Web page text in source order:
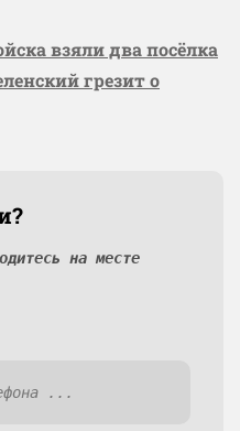
взяли два посёлка
грезит о
на месте